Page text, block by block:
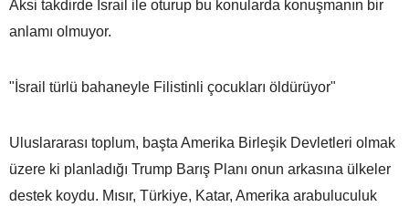
Aksi takdirde İsrail ile oturup bu konularda konuşmanın bir
anlamı olmuyor.
"İsrail türlü bahaneyle Filistinli çocukları öldürüyor"
Uluslararası toplum, başta Amerika Birleşik Devletleri olmak
üzere ki planladığı Trump Barış Planı onun arkasına ülkeler
destek koydu. Mısır, Türkiye, Katar, Amerika arabuluculuk